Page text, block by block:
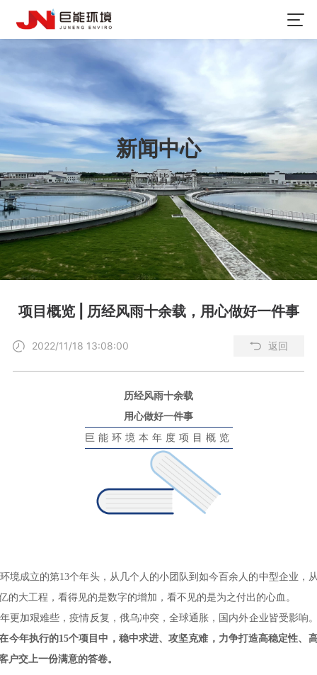
新闻中心
一点一滴皆为序章
项目概览 | 历经风雨十余载，用心做好一件事
2022/11/18 13:08:00 返回
历经风雨十余载
用心做好一件事
巨能环境本年度项目概览
境成立的第13个年头，从几个人的小团队到如今百余人的中型企业，
的大工程，看得见的是数字的增加，看不见的是为之付出的心血。
更加艰难些，疫情反复，俄乌冲突，全球通胀，国内外企业皆受影响
今年执行的15个项目中，稳中求进、攻坚克难，力争打造高稳定性、
户交上一份满意的答卷。